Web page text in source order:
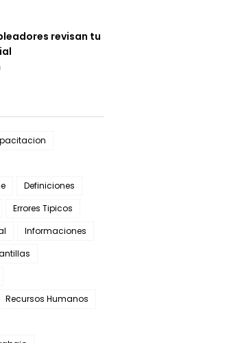
revisan tu
Definiciones
Errores Tipicos
Informaciones
Recursos Humanos